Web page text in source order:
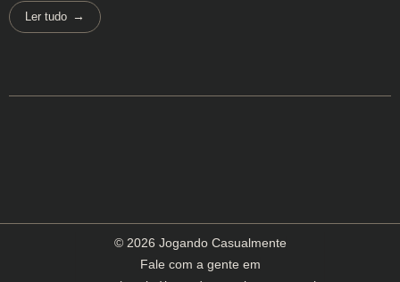
Ler tudo
© 2026 Jogando Casualmente
Fale com a gente em